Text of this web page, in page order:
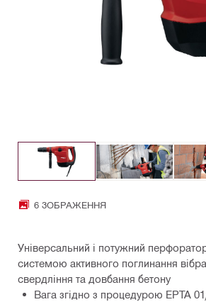
6 ЗОБРАЖЕННЯ
Універсальний і потужний
системою активного поглинання
свердління та довбання бетону
Вага згідно з процедурою EPTA